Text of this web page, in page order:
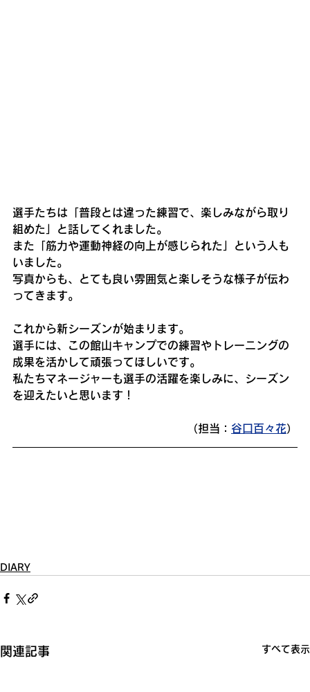
選手たちは「普段とは違った練習で、楽しみながら取り
組めた」と話してくれました。
また「筋力や運動神経の向上が感じられた」という人も
いました。
写真からも、とても良い雰囲気と楽しそうな様子が伝わ
ってきます。
これから新シーズンが始まります。
選手には、この館山キャンプでの練習やトレーニングの
成果を活かして頑張ってほしいです。
私たちマネージャーも選手の活躍を楽しみに、シーズン
を迎えたいと思います！
（担当： 谷口百々花）
DIARY
関連記事 すべて表示